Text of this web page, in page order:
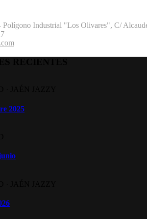
Industrial "Los Olivares", C/
2025